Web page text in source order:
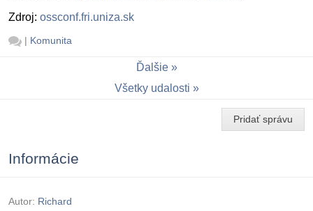
Zdroj: ossconf.fri.uniza.sk
| Komunita
Ďalšie
Všetky udalosti
Pridať správu
Informácie
Autor: Richard